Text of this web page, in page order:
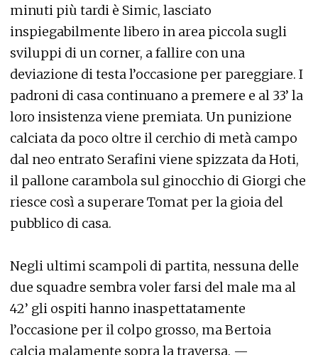
minuti più tardi è Simic, lasciato
inspiegabilmente libero in area piccola sugli
sviluppi di un corner, a fallire con una
deviazione di testa l’occasione per pareggiare. I
padroni di casa continuano a premere e al 33’ la
loro insistenza viene premiata. Un punizione
calciata da poco oltre il cerchio di metà campo
dal neo entrato Serafini viene spizzata da Hoti,
il pallone carambola sul ginocchio di Giorgi che
riesce così a superare Tomat per la gioia del
pubblico di casa.
Negli ultimi scampoli di partita, nessuna delle
due squadre sembra voler farsi del male ma al
42’ gli ospiti hanno inaspettatamente
l’occasione per il colpo grosso, ma Bertoia
calcia malamente sopra la traversa. —